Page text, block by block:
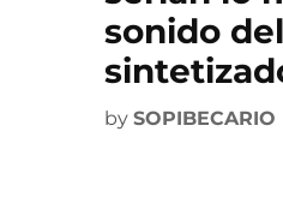
sonido
by SOPIBECARIO